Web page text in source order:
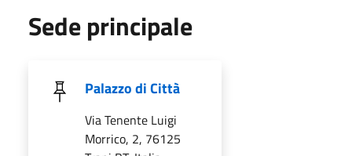
Sede principale
Palazzo di Città
Via Tenente Luigi
Morrico, 2, 76125